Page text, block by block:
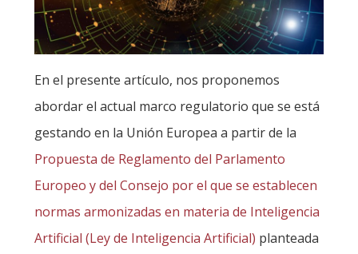
En el presente artículo, nos proponemos
abordar el actual marco regulatorio que se está
gestando en la Unión Europea a partir de la
Propuesta de Reglamento del Parlamento
Europeo y del Consejo por el que se establecen
normas armonizadas en materia de Inteligencia
Artificial (Ley de Inteligencia Artificial) planteada